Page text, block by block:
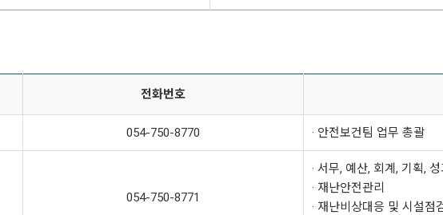
전화번호
054-750-8770 · 안전보건팀 업무 총괄
054-750-8771
· 서무, 예산, 회계, 기획, 성
· 재난안전관리
· 재난비상대응 및 시설점